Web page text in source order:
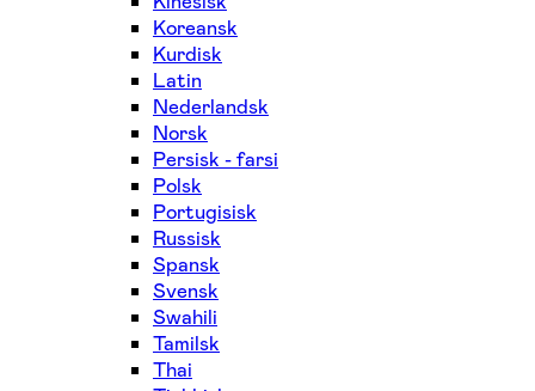
Koreansk
Kurdisk
Latin
Nederlandsk
Norsk
Persisk - farsi
Polsk
Portugisisk
Russisk
Spansk
Svensk
Swahili
Tamilsk
Thai